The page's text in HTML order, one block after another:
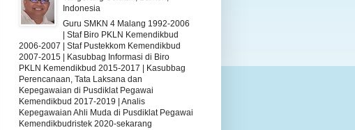
Indonesia
Guru SMKN 4 Malang 1992-2006
| Staf Biro PKLN Kemendikbud
2006-2007 | Staf Pustekkom Kemendikbud
2007-2015 | Kasubbag Informasi di Biro
PKLN Kemendikbud 2015-2017 | Kasubbag
Perencanaan, Tata Laksana dan
Kepegawaian di Pusdiklat Pegawai
Kemendikbud 2017-2019 | Analis
Kepegawaian Ahli Muda di Pusdiklat Pegawai
Kemendikbudristek 2020-sekarang